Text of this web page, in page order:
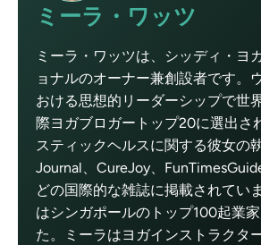
ミーラ・ワッツ
ミーラ・ワッツは、シッディ・ヨ
ョナルのオーナー兼創設者です。
おける思想的リーダーシップで世
際ヨガブロガートップ20に選出さ
スティックヘルスに関する彼女の
Journal、CureJoy、
どの国際的な雑誌に掲載されてい
はシンガポールのトップ100起業
た。ミーラはヨガインストラクタ